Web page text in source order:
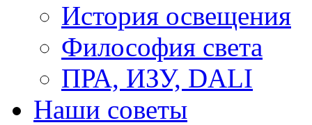
История освещения
Философия света
ПРА, ИЗУ, DALI
Наши советы